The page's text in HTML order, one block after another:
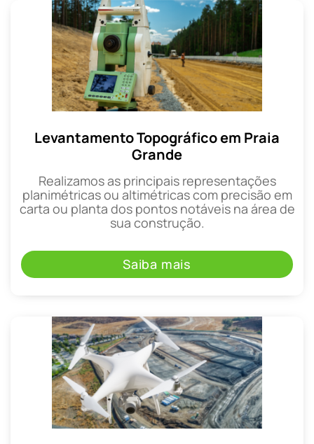
Levantamento Topográfico em Praia
Grande
Realizamos as principais representações
planimétricas ou altimétricas com precisão em
carta ou planta dos pontos notáveis na área de
sua construção.
Saiba mais